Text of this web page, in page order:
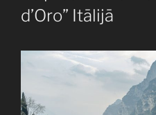
d’Oro” Itālijā